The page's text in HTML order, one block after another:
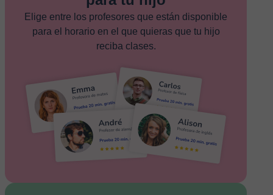
Elige entre los profesores que están disponible
para el horario en el que quieras que tu hijo
reciba clases.